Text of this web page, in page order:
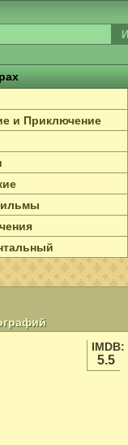
и Приключение
IMDB:
5.5